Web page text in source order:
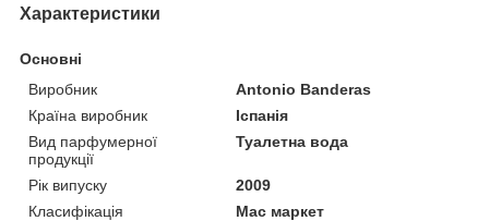
Характеристики
Основні
Виробник
Antonio Banderas
Країна виробник
Іспанія
Вид парфумерної
продукції
Туалетна вода
Рік випуску
2009
Класифікація
Мас маркет